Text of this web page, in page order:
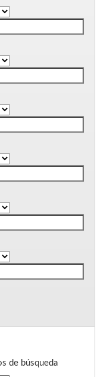
de búsqueda